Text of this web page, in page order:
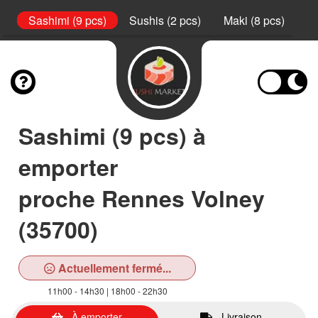
Sashimi (9 pcs) Sushis (2 pcs) Maki (8 pcs)
Sashimi (9 pcs) à
emporter
proche Rennes Volney
(35700)
Actuellement fermé...
11h00 - 14h30 | 18h00 - 22h30